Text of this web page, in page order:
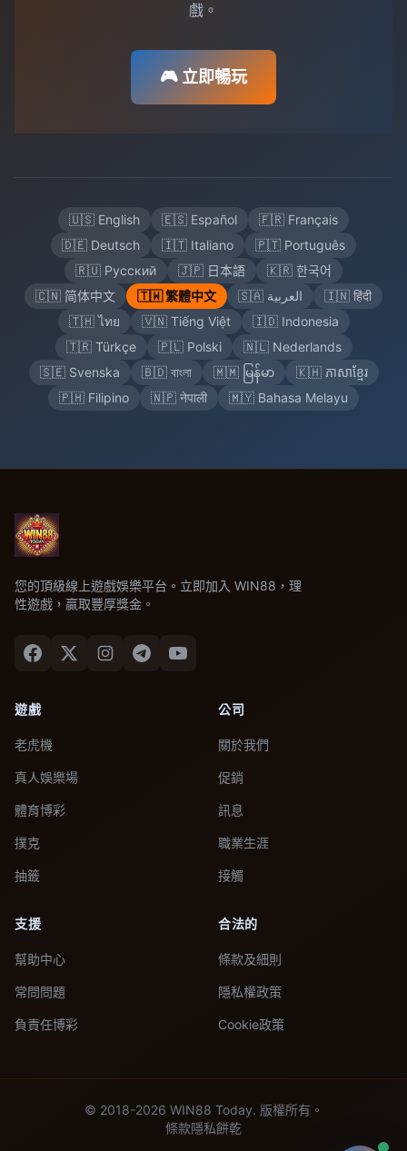
戲。
🎮 立即暢玩
🇺🇸 English 🇪🇸 Español
🇫🇷 Français
🇩🇪 Deutsch
🇮🇹 Italiano
🇵🇹 Português
🇷🇺 Русский
🇯🇵 日本語
🇰🇷 한국어
🇨🇳 简体中文
🇹🇼 繁體中文 🇸🇦 العربية
🇮🇳 हिंदी
🇹🇭 ไทย
🇻🇳 Tiếng Việt
🇮🇩 Indonesia
🇹🇷 Türkçe
🇵🇱 Polski
🇳🇱 Nederlands
🇸🇪 Svenska
🇧🇩 বাংলা 🇲🇲 မြန်မာ
🇰🇭 ភាសាខ្មែរ
🇵🇭 Filipino
🇳🇵 नेपाली 🇲🇾 Bahasa Melayu
您的頂級線上遊戲娛樂平台。立即加入 WIN88，理
性遊戲，贏取豐厚獎金。
遊戲
老虎機
真人娛樂場
體育博彩
撲克
抽籤
公司
關於我們
促銷
訊息
職業生涯
接觸
支援
幫助中心
常問問題
負責任博彩
合法的
條款及細則
隱私權政策
Cookie政策
© 2018-2026 WIN88 Today. 版權所有。
條款隱私餅乾